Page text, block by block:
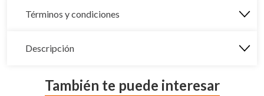
Términos y condiciones
Descripción
También te puede interesar